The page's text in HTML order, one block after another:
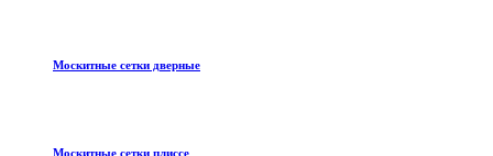
Москитные сетки дверные
Москитные сетки плиссе